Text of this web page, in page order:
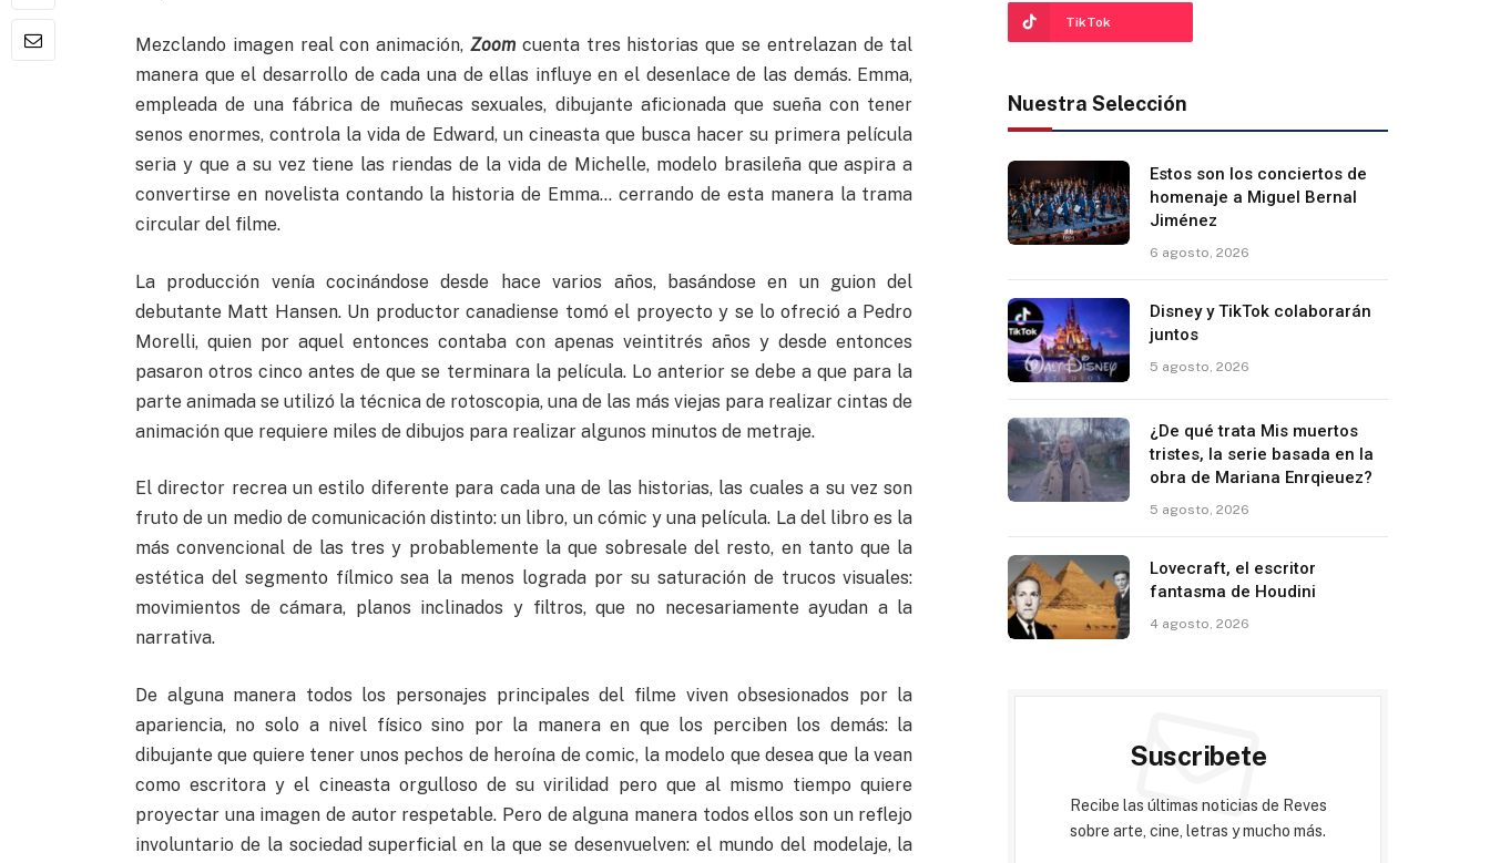
Mezclando imagen real con animación, Zoomcuenta tres historias que se entrelazan de tal
manera que el desarrollo de cada una de ellas influye en el desenlace de las demás. Emma,
empleada de una fábrica de muñecas sexuales, dibujante aficionada que sueña con tener
senos enormes, controla la vida de Edward, un cineasta que busca hacer su primera película
seria y que a su vez tiene las riendas de la vida de Michelle, modelo brasileña que aspira a
convertirse en novelista contando la historia de Emma… cerrando de esta manera la trama
circular del filme.
La producción venía cocinándose desde hace varios años, basándose en un guion del
debutante Matt Hansen. Un productor canadiense tomó el proyecto y se lo ofreció a Pedro
Morelli, quien por aquel entonces contaba con apenas veintitrés años y desde entonces
pasaron otros cinco antes de que se terminara la película. Lo anterior se debe a que para la
parte animada se utilizó la técnica de rotoscopia, una de las más viejas para realizar cintas de
animación que requiere miles de dibujos para realizar algunos minutos de metraje.
El director recrea un estilo diferente para cada una de las historias, las cuales a su vez son
fruto de un medio de comunicación distinto: un libro, un cómic y una película. La del libro es la
más convencional de las tres y probablemente la que sobresale del resto, en tanto que la
estética del segmento fílmico sea la menos lograda por su saturación de trucos visuales:
movimientos de cámara, planos inclinados y filtros, que no necesariamente ayudan a la
narrativa.
De alguna manera todos los personajes principales del filme viven obsesionados por la
apariencia, no solo a nivel físico sino por la manera en que los perciben los demás: la
dibujante que quiere tener unos pechos de heroína de comic, la modelo que desea que la vean
como escritora y el cineasta orgulloso de su virilidad pero que al mismo tiempo quiere
proyectar una imagen de autor respetable. Pero de alguna manera todos ellos son un reflejo
involuntario de la sociedad superficial en la que se desenvuelven: el mundo del modelaje, la
TikTok
Nuestra Selección
Estos son los conciertos de
homenaje a Miguel Bernal
Jiménez
6 agosto, 2026
Disney y TikTok colaborarán
juntos
5 agosto, 2026
¿De qué trata Mis muertos
tristes, la serie basada en la
obra de Mariana Enrqieuez?
5 agosto, 2026
Lovecraft, el escritor
fantasma de Houdini
4 agosto, 2026
Suscribete
Recibe las últimas noticias de Reves
sobre arte, cine, letras y mucho más.